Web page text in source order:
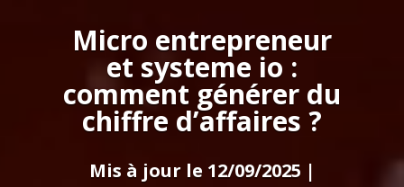
Micro entrepreneur
et systeme io :
comment générer du
chiffre d’affaires ?
Mis à jour le 12/09/2025 |